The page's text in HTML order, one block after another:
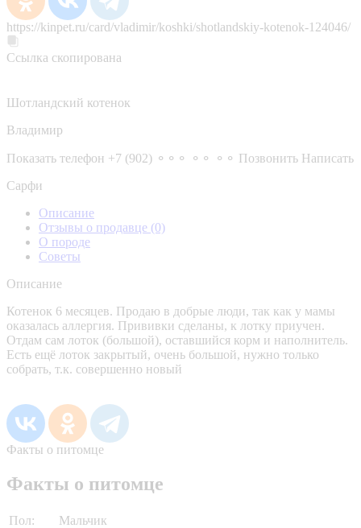
https://kinpet.ru/card/vladimir/koshki/shotlandskiy-kotenok-124046/
Ссылка скопирована
Шотландский котенок
Владимир
Показать телефон +7 (902) ⚬⚬⚬ ⚬⚬ ⚬⚬ Позвонить Написать
Сарфи
Описание
Отзывы о продавце (0)
О породе
Советы
Описание
Котенок 6 месяцев. Продаю в добрые люди, так как у мамы
оказалась аллергия. Прививки сделаны, к лотку приучен.
Отдам сам лоток (большой), оставшийся корм и наполнитель.
Есть ещё лоток закрытый, очень большой, нужно только
собрать, т.к. совершенно новый
Факты о питомце
Факты о питомце
Пол:
Мальчик